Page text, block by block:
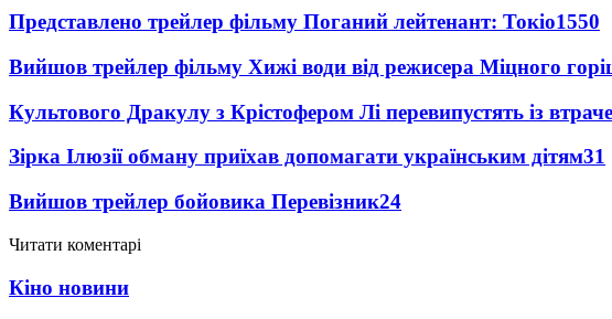
Представлено трейлер фільму Поганий лейтенант: Токіо1550
Вийшов трейлер фільму Хижі води від режисера Міцного
Культового Дракулу з Крістофером Лі перевипустять із
Зірка Ілюзії обману приїхав допомагати українським дітям31
Вийшов трейлер бойовика Перевізник24
Читати коментарі
Кіно новини